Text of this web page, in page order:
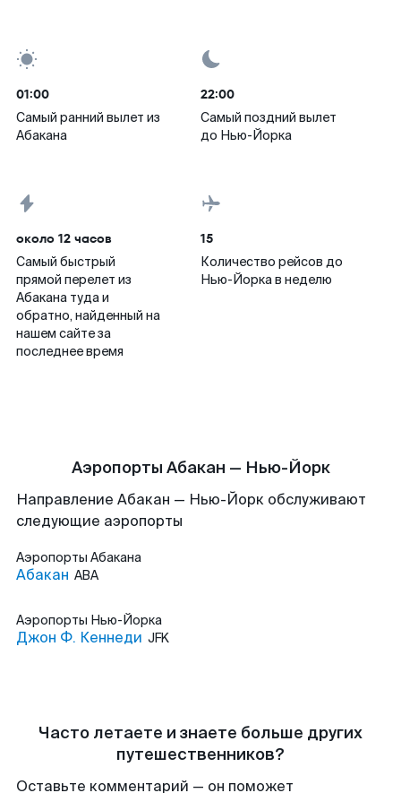
01:00
Самый ранний вылет из
Абакана
22:00
Самый поздний вылет
до Нью-Йорка
около 12 часов
Самый быстрый
прямой перелет из
Абакана туда и
обратно, найденный на
нашем сайте за
последнее время
15
Количество рейсов до
Нью-Йорка в неделю
Аэропорты Абакан — Нью-Йорк
Направление Абакан — Нью-Йорк обслуживают
следующие аэропорты
Аэропорты Абакана
Абакан ABA
Аэропорты Нью-Йорка
Джон Ф. Кеннеди JFK
Часто летаете и знаете больше других
путешественников?
Оставьте комментарий — он поможет